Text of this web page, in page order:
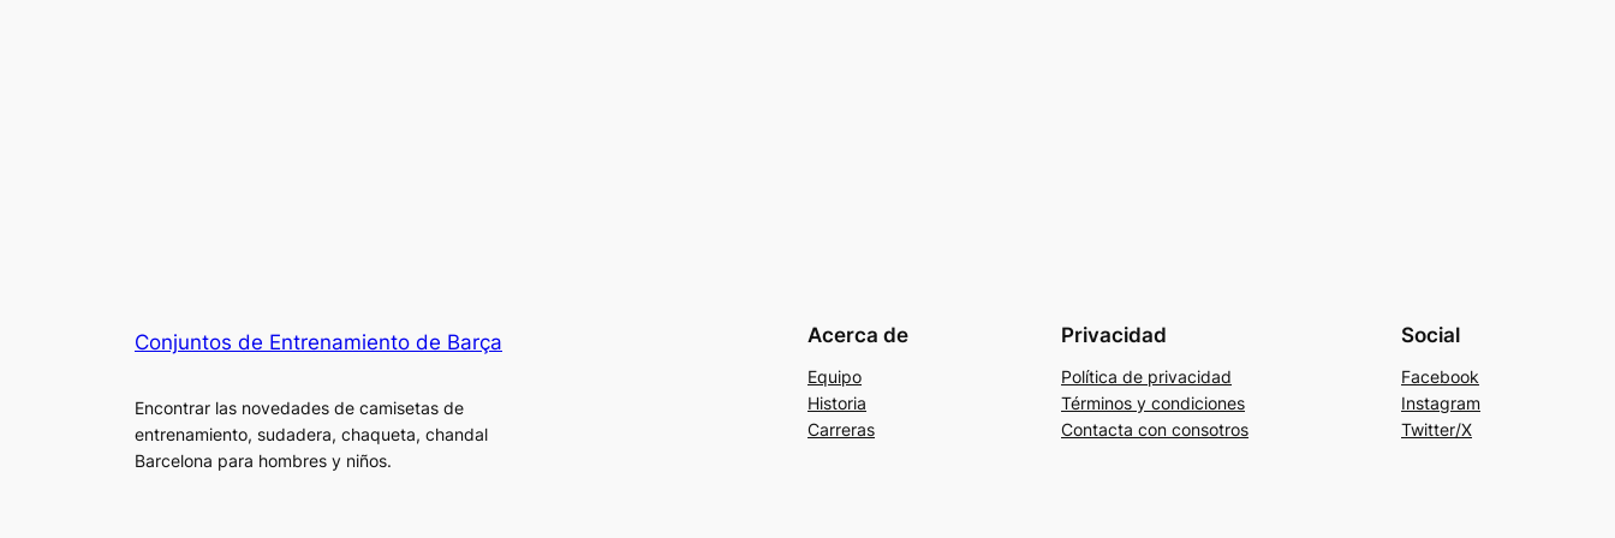
Conjuntos de Entrenamiento de Barça
Encontrar las novedades de camisetas de
entrenamiento, sudadera, chaqueta, chandal
Barcelona para hombres y niños.
Acerca de
Equipo
Historia
Carreras
Privacidad
Política de privacidad
Términos y condiciones
Contacta con consotros
Social
Facebook
Instagram
Twitter/X